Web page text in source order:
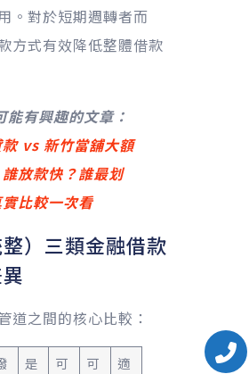
。對於短期週轉者而
方式有效降低整體借款
能有興趣的文章：
vs 新竹當舖大額
放款快？誰最划
比較一次看
整）三類金融借款
道之間的核心比較：
是
可
可
適